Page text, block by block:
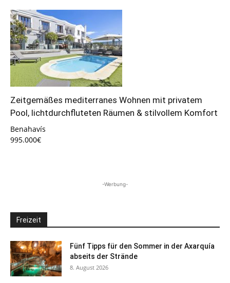
Zeitgemäßes mediterranes Wohnen mit privatem
Pool, lichtdurchfluteten Räumen & stilvollem Komfort
Benahavís
995.000€
-Werbung-
Freizeit
Fünf Tipps für den Sommer in der Axarquía
abseits der Strände
8. August 2026